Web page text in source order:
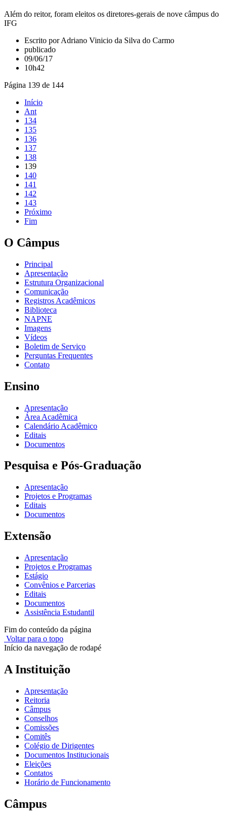
Além do reitor, foram eleitos os diretores-gerais de nove câmpus do
IFG
Escrito por Adriano Vinicio da Silva do Carmo
publicado
09/06/17
10h42
Página 139 de 144
Início
Ant
134
135
136
137
138
139
140
141
142
143
Próximo
Fim
O Câmpus
Principal
Apresentação
Estrutura Organizacional
Comunicação
Registros Acadêmicos
Biblioteca
NAPNE
Imagens
Vídeos
Boletim de Serviço
Perguntas Frequentes
Contato
Ensino
Apresentação
Área Acadêmica
Calendário Acadêmico
Editais
Documentos
Pesquisa e Pós-Graduação
Apresentação
Projetos e Programas
Editais
Documentos
Extensão
Apresentação
Projetos e Programas
Estágio
Convênios e Parcerias
Editais
Documentos
Assistência Estudantil
Fim do conteúdo da página
Voltar para o topo
Início da navegação de rodapé
A Instituição
Apresentação
Reitoria
Câmpus
Conselhos
Comissões
Comitês
Colégio de Dirigentes
Documentos Institucionais
Eleições
Contatos
Horário de Funcionamento
Câmpus